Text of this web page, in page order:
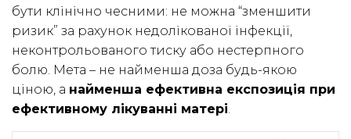
бути клінічно чесними: не можна “зменшити
ризик” за рахунок недолікованої інфекції,
неконтрольованого тиску або нестерпного
болю. Мета – не найменша доза будь-якою
ціною, а найменша ефективна експозиція при
ефективному лікуванні матері.